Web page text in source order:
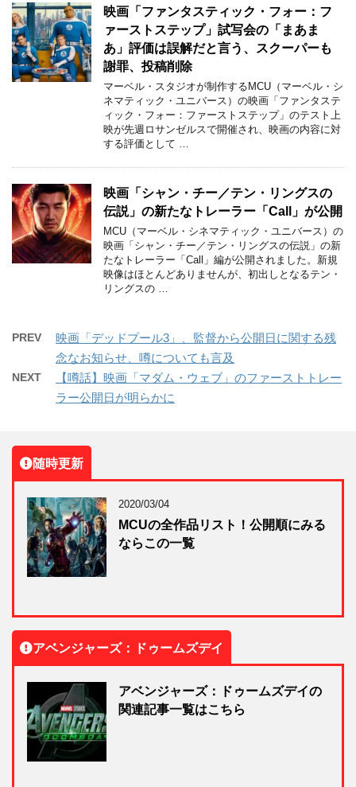
映画「ファンタスティック・フォー：フ
ァーストステップ」試写会の「まあま
あ」評価は誤解だと言う、スクーパーも
謝罪、投稿削除
マーベル・スタジオが制作するMCU（マーベル・シ
ネマティック・ユニバース）の映画「ファンタステ
ィック・フォー：ファーストステップ」のテスト上
映が先週ロサンゼルスで開催され、映画の内容に対
する評価として …
映画「シャン・チー／テン・リングスの
伝説」の新たなトレーラー「Call」が公開
MCU（マーベル・シネマティック・ユニバース）の
映画「シャン・チー／テン・リングスの伝説」の新
たなトレーラー「Call」編が公開されました。新規
映像はほとんどありませんが、初出しとなるテン・
リングスの …
PREV
映画「デッドプール3」、監督から公開日に関する残
念なお知らせ、噂についても言及
NEXT
【噂話】映画「マダム・ウェブ」のファーストトレー
ラー公開日が明らかに
随時更新
2020/03/04
MCUの全作品リスト！公開順にみる
ならこの一覧
アベンジャーズ：ドゥームズデイ
アベンジャーズ：ドゥームズデイの
関連記事一覧はこちら